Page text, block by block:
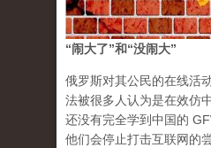
“闹大了”和“没闹大”
俄罗斯对其公民的在线活
法被很多人认为是在效仿
还没有完全学到中国的
他们会停止打击互联网的尝